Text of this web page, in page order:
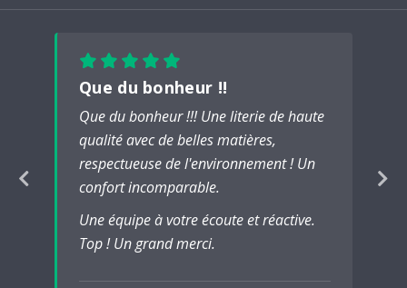
Que du bonheur !!
Que du bonheur !!! Une literie de haute
qualité avec de belles matières,
respectueuse de l'environnement ! Un
confort incomparable.
Une équipe à votre écoute et réactive.
Top ! Un grand merci.